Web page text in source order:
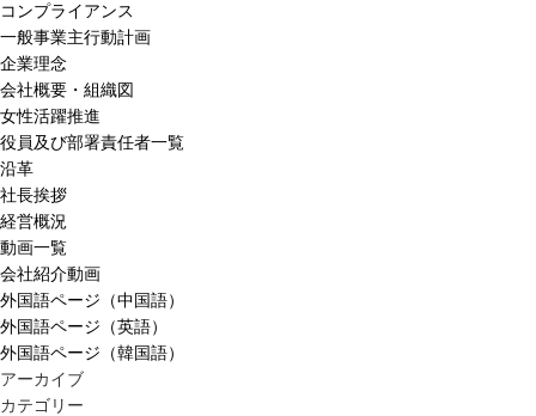
コンプライアンス
一般事業主行動計画
企業理念
会社概要・組織図
女性活躍推進
役員及び部署責任者一覧
沿革
社長挨拶
経営概況
動画一覧
会社紹介動画
外国語ページ（中国語）
外国語ページ（英語）
外国語ページ（韓国語）
アーカイブ
カテゴリー